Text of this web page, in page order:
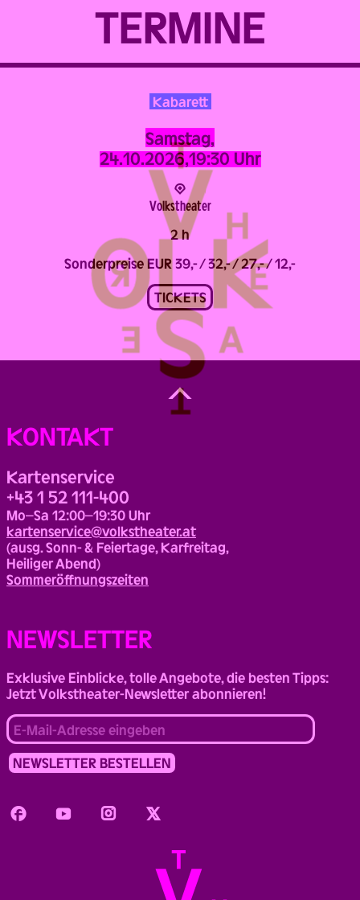
TERMINE
Kabarett
Samstag,
24.10.2026,19:30 Uhr
2 h
Volks­theater
Sonderpreise EUR 39,- / 32,- / 27,- / 12,-
TICKETS
Back
to
Top
KONTAKT
Kartenservice
+43 1 52 111-400
Mo–Sa 12:00–19:30 Uhr
kartenservice@volkstheater.at
(ausg. Sonn- & Feiertage, Karfreitag,
Heiliger Abend)
Sommeröffnungszeiten
NEWSLETTER
Exklusive Einblicke, tolle Angebote, die besten Tipps:
Jetzt Volkstheater-Newsletter abonnieren!
FacebookYoutube InstagramTwitter